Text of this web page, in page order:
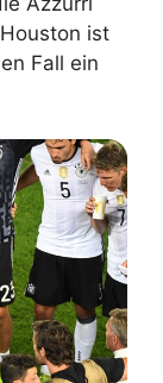
ist
Fall ein